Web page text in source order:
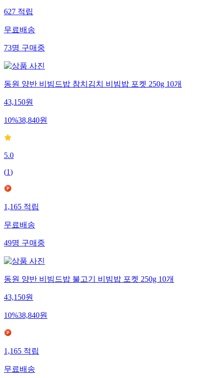
627적립
무료배송
73명구매중
동원 양반 비빔드밥 참치김치 비빔밥 포켓 250g 10개
43,150원
10%38,840원
5.0
(1)
1,165적립
무료배송
49명구매중
동원 양반 비빔드밥 불고기 비빔밥 포켓 250g 10개
43,150원
10%38,840원
1,165적립
무료배송